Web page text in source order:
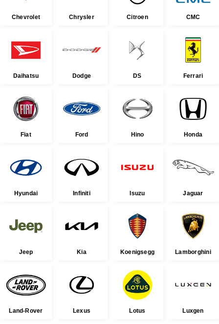
Chevrolet Chrysler Citroen CMC
Daihatsu Dodge DS Ferrari
Fiat Ford Hino Honda
Hyundai Infiniti Isuzu Jaguar
Jeep Kia Koenigsegg Lamborghini
Land-Rover Lexus Lotus Luxgen